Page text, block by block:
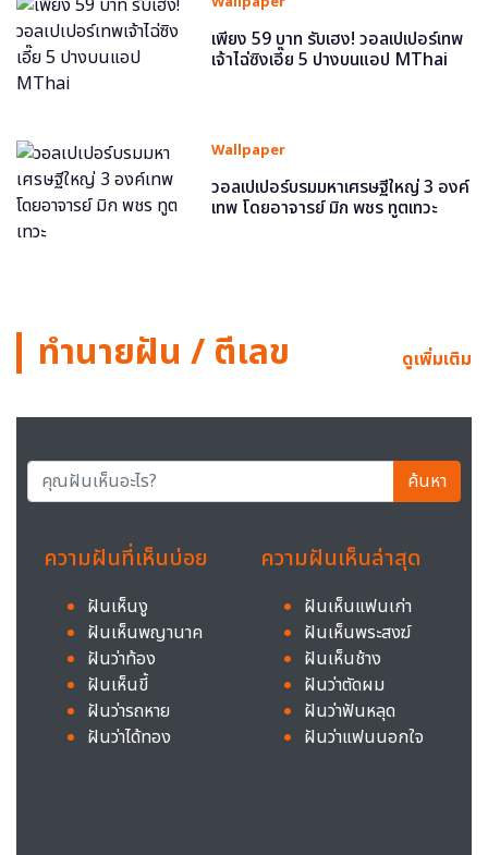
เพียง 59 บาท รับเฮง! วอลเปเปอร์เทพ
เจ้าไฉ่ซิงเอี๊ย 5 ปางบนแอป MThai
Wallpaper
วอลเปเปอร์บรมมหาเศรษฐีใหญ่ 3 องค์
เทพ โดยอาจารย์ มิก พชร ทูตเทวะ
ทำนายฝัน / ตีเลข ดูเพิ่มเติม
ค้นหา
ความฝันที่เห็นบ่อย
ฝันเห็นงู
ฝันเห็นพญานาค
ฝันว่าท้อง
ฝันเห็นขี้
ฝันว่ารถหาย
ฝันว่าได้ทอง
ความฝันเห็นล่าสุด
ฝันเห็นแฟนเก่า
ฝันเห็นพระสงฆ์
ฝันเห็นช้าง
ฝันว่าตัดผม
ฝันว่าฟันหลุด
ฝันว่าแฟนนอกใจ